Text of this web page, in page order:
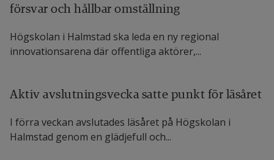
försvar och hållbar omställning
Högskolan i Halmstad ska leda en ny regional
innovationsarena där offentliga aktörer,...
Aktiv avslutningsvecka satte punkt för läsåret
I förra veckan avslutades läsåret på Högskolan i
Halmstad genom en glädjefull och...